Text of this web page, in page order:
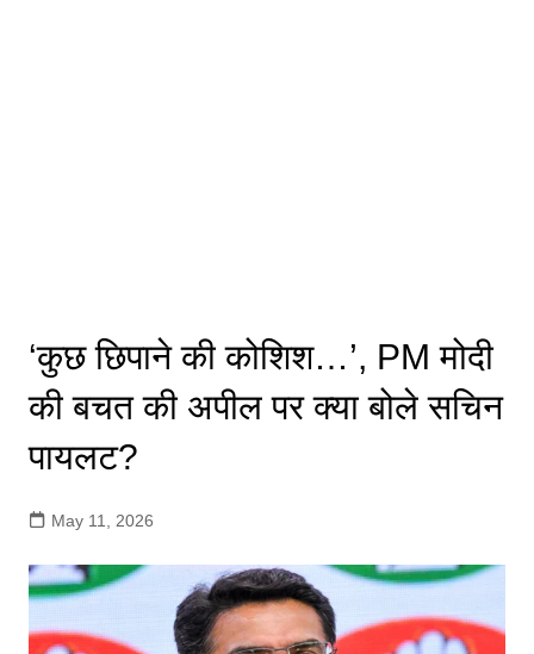
‘कुछ छिपाने की कोशिश…’, PM मोदी
की बचत की अपील पर क्या बोले सचिन
पायलट?
May 11, 2026